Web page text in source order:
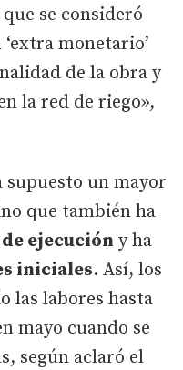
se consideró
monetario’
de la obra y
la red de riego»,
supuesto un mayor
que también ha
ejecución y ha
iniciales. Así, los
las labores hasta
mayo cuando se
según aclaró el